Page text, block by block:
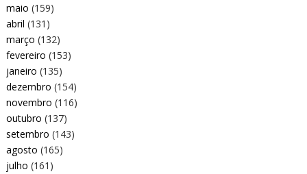
maio (159)
abril (131)
março (132)
fevereiro (153)
janeiro (135)
dezembro (154)
novembro (116)
outubro (137)
setembro (143)
agosto (165)
julho (161)